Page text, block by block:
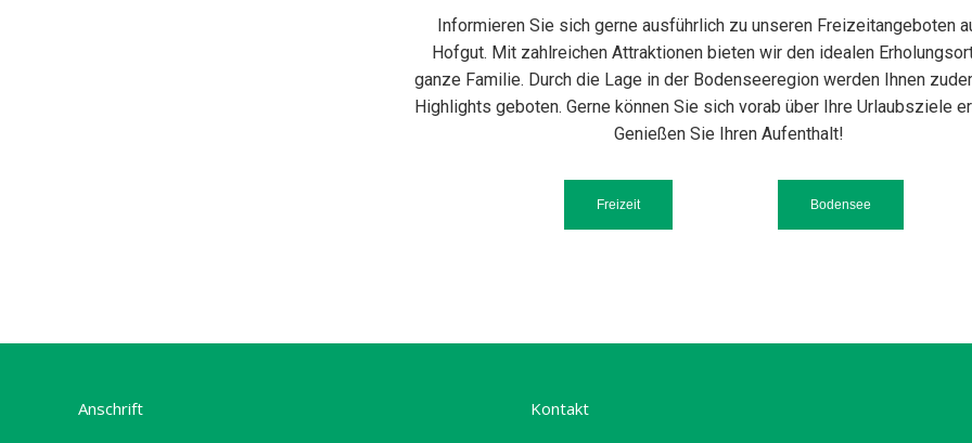
Informieren Sie sich gerne ausführlich zu unseren Freizeitangeboten
Hofgut. Mit zahlreichen Attraktionen bieten wir den idealen
ganze Familie. Durch die Lage in der Bodenseeregion werden Ihnen
Highlights geboten. Gerne können Sie sich vorab über Ihre Urlaubsziele
Genießen Sie Ihren Aufenthalt!
Freizeit Bodensee
Anschrift Kontakt